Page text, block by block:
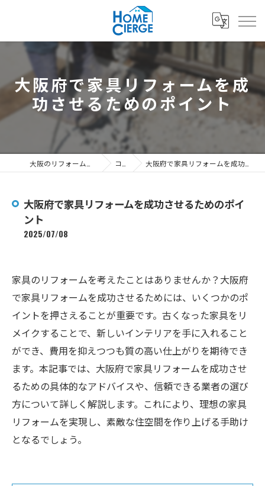
大阪府で家具リフォームを成
功させるためのポイント
コラム 大阪府で家具リフォームを成功させるためのポイント
大阪府で家具リフォームを成功させるためのポイ
ント
2025/07/08
家具のリフォームを考えたことはありませんか？大阪府
で家具リフォームを成功させるためには、いくつかのポ
イントを押さえることが重要です。古くなった家具をリ
メイクすることで、新しいインテリアを手に入れること
ができ、費用を抑えつつも質の高い仕上がりを期待でき
ます。本記事では、大阪府で家具リフォームを成功させ
るための具体的なアドバイスや、信頼できる業者の選び
方について詳しく解説します。これにより、理想の家具
リフォームを実現し、素敵な住空間を作り上げる手助け
となるでしょう。